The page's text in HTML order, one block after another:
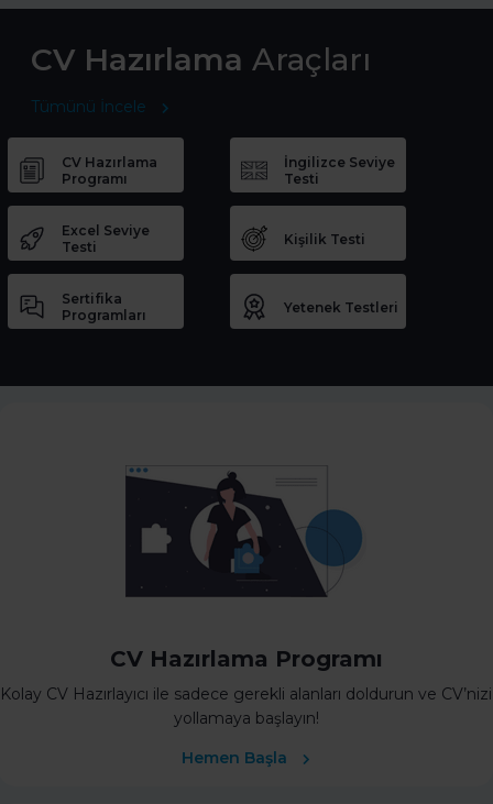
CV Hazırlama Araçları
Tümünü İncele
CV Hazırlama
Programı
İngilizce Seviye
Testi
Excel Seviye
Testi
Kişilik Testi
Sertifika
Programları
Yetenek Testleri
CV Hazırlama Programı
Kolay CV Hazırlayıcı ile sadece gerekli alanları doldurun ve CV’nizi
yollamaya başlayın!
Hemen Başla